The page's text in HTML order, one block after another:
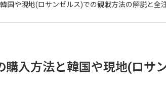
国や現地(ロサンゼルス)での観戦方法の解説と全
入方法と韓国や現地(ロサ